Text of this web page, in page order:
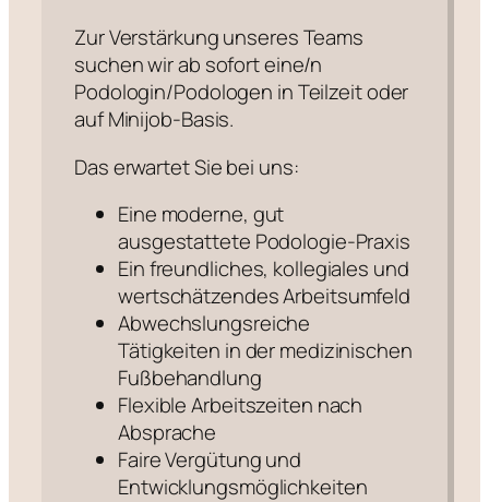
Zur Verstärkung unseres Teams
suchen wir ab sofort eine/n
Podologin/Podologen in Teilzeit oder
auf Minijob-Basis.
Das erwartet Sie bei uns:
Eine moderne, gut
ausgestattete Podologie-Praxis
Ein freundliches, kollegiales und
wertschätzendes Arbeitsumfeld
Abwechslungsreiche
Tätigkeiten in der medizinischen
Fußbehandlung
Flexible Arbeitszeiten nach
Absprache
Faire Vergütung und
Entwicklungsmöglichkeiten